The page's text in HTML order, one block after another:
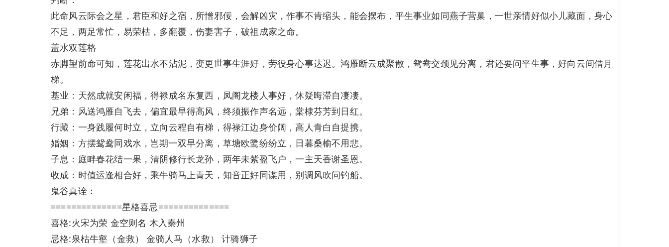
此命风云际会之星，君臣和好之宿，所憎邪佞，会解凶灾，作事不肯缩头，能会摆布，平生事业如同燕子营巢，一世亲情好似小儿藏面，身心
不足，两足常忙，易荣枯，多翻覆，伤妻害子，破祖成家之命。
盖水双莲格
赤脚望前命可知，莲花出水不沾泥，变更世事生涯好，劳役身心事达迟。鸿雁断云成聚散，鸳鸯交颈见分离，君还要问平生事，好向云间借月
梯。
基业：天然成就安闲福，得禄成名东复西，凤阁龙楼人事好，休疑晦滞自凄凄。
兄弟：风送鸿雁自飞去，偏宜最早得高风，终须振作声名远，棠棣芬芳到日红。
行藏：一身践履何时立，立向云程自有梯，得禄江边身价阔，高人青白自提携。
婚姻：方摆鸳鸯同戏水，岂期一双早分离，草塘欧鹭纷纷立，日暮桑榆不用悲。
子息：庭畔春花结一果，清阴修行长龙孙，两年未紫盈飞户，一主天香谢圣恩。
收成：时值运逢相合好，乘牛骑马上青天，知音正好同谋用，别调风吹问钓船。
鬼谷真诠：
==============星格喜忌==============
喜格:火宋为荣 金空则名 木入秦州
忌格:泉枯牛壑（金救） 金骑人马（水救） 计骑狮子